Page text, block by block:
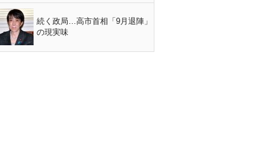
続く政局…高市首相「9月退陣」
の現実味